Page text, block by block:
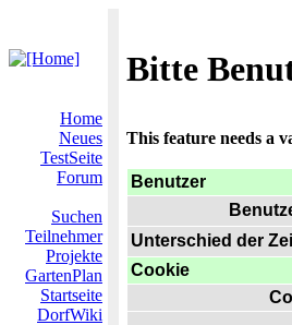
Bitte
Home
Neues
TestSeite
Forum
Suchen
Teilnehmer
Projekte
GartenPlan
Startseite
DorfWiki
This feature needs a
Benutzer
Unterschied der
Cookie